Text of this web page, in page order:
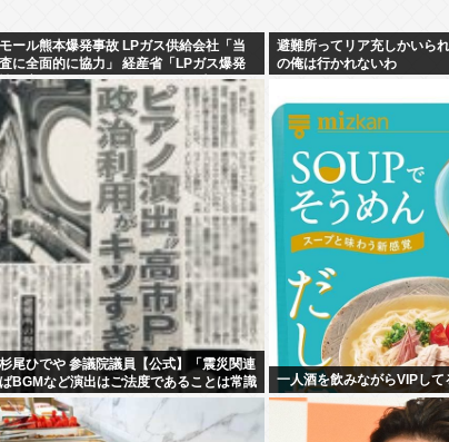
ール熊本爆発事故 LPガス供給会社「当
に全面的に協力」 経産省「LPガス爆発
が高いとする見解で一致」と発表
避難所ってリア充しかいら
の俺は行かれないわ
尾ひでや 参議院議員【公式】「震災関連
BGMなど演出はご法度であることは常識
そうなものだが。」
一人酒を飲みながらVIPして